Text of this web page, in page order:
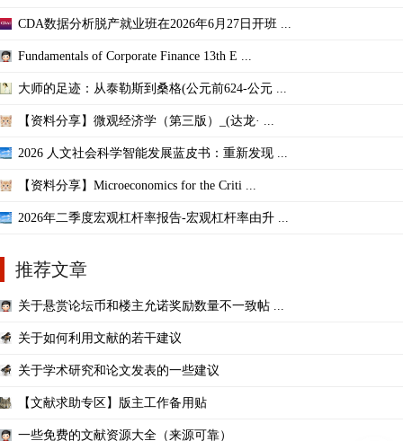
CDA数据分析脱产就业班在2026年6月27日开班 ...
Fundamentals of Corporate Finance 13th E ...
大师的足迹：从泰勒斯到桑格(公元前624-公元 ...
【资料分享】微观经济学（第三版）_(达龙· ...
2026 人文社会科学智能发展蓝皮书：重新发现 ...
【资料分享】Microeconomics for the Criti ...
2026年二季度宏观杠杆率报告-宏观杠杆率由升 ...
推荐文章
关于悬赏论坛币和楼主允诺奖励数量不一致帖 ...
关于如何利用文献的若干建议
关于学术研究和论文发表的一些建议
【文献求助专区】版主工作备用贴
一些免费的文献资源大全（来源可靠）